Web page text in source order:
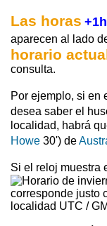
Las horas
aparecen al lado
horario
consulta.
Por ejemplo, si en
desea saber el
localidad, habrá
Howe 30') de
Si el reloj muestra
corresponde justo
localidad UTC /